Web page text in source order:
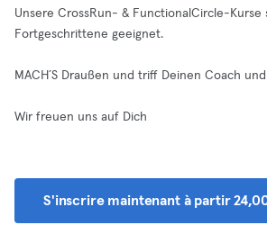
Unsere CrossRun- & FunctionalCircle-Kurse
Fortgeschrittene geeignet.
MACH´S Draußen und triff Deinen Coach
Wir freuen uns auf Dich
S'inscrire maintenant à partir